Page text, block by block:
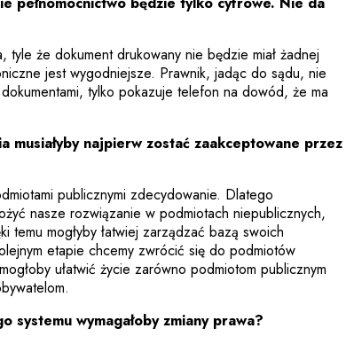
tyle że dokument drukowany nie będzie miał żadnej
jest wygodniejsze. Prawnik, jadąc do sądu, nie
tylko pokazuje telefon na dowód, że ma
musiałyby najpierw zostać zaakceptowane przez
publicznymi zdecydowanie. Dlatego
nasze rozwiązanie w podmiotach niepublicznych,
temu mogłyby łatwiej zarządzać bazą swoich
etapie chcemy zwrócić się do podmiotów
ułatwić życie zarówno podmiotom publicznym
systemu wymagałoby zmiany prawa?